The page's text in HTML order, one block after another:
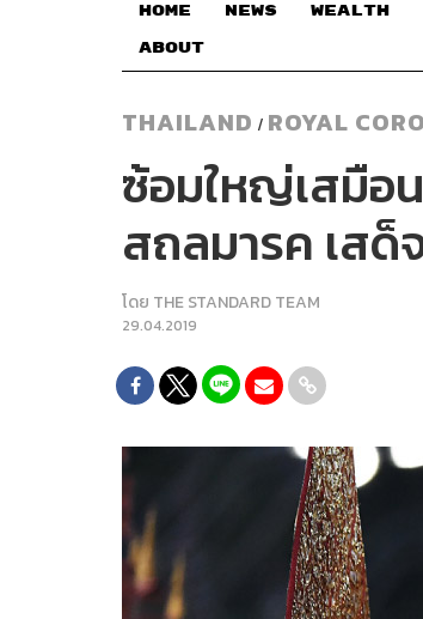
HOME NEWS WEALTH
ABOUT
THAILAND / ROYAL
ซ้อมใหญ่เสมือ
สถลมารค เสด็
โดย THE STANDARD TEAM
29.04.2019